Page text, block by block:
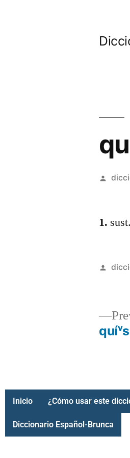
1.
Inicio ¿Cómo usar este
Diccionario Español-Brunca